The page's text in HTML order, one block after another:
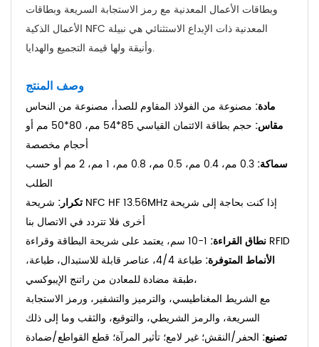
وبطاقات الأعمال المعدنية مع رمز الاستجابة السريعة وبطاقات
الأعمال الذكية NFC المعدنية ذات الإبداع الاستثنائي هي نبيلة
وأنيقة ولها قيمة التجميع والهدايا.
وصف المنتج
مادة: مصنوعة من الفولاذ المقاوم للصدأ، مصنوعة من النحاس
مقاس:
حجم بطاقة الائتمان القياسي 85*54 مم، 80*50 مم أو
أحجام مخصصة
سماكة:
0.3 مم، 0.4 مم، 0.5 مم، 0.8 مم، 1 مم، 2 مم أو حسب
الطلب
تكرار: شريحة NFC HF 13.56MHz إذا كنت بحاجة إلى شريحة
أخرى فلا تتردد في الاتصال بنا
نطاق القراءة: 1-10 سم، يعتمد على شريحة البطاقة وقراءة RFID
الأنماط المتوفرة:
طباعة 4/4، عناصر قابلة للاستبدال، طباعة،
طبقة مضادة للمعادن من راتنج الإيبوكسي،
مع الشريط المغناطيسي، والترميز والتشفير، ورمز الاستجابة
السريعة، والرمز الشريطي، والتوقيع، والثقب وما إلى ذلك
تصنيع: الحفر/النقش؛ غير لامع؛ تأثير المرآة؛ قطع القواطع/ضمادة